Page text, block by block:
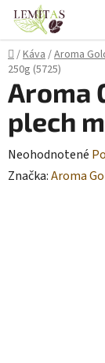
Prejsť
obsah
Domov
/Káva/Aroma
250g (5725)
Aroma
plech
Priemerné
hodnotenie
Neohodnotené
Značka:Aroma